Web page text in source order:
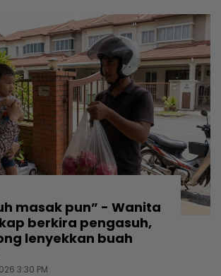
masak pun” - Wanita
berkira pengasuh,
lenyekkan buah
3:30 PM